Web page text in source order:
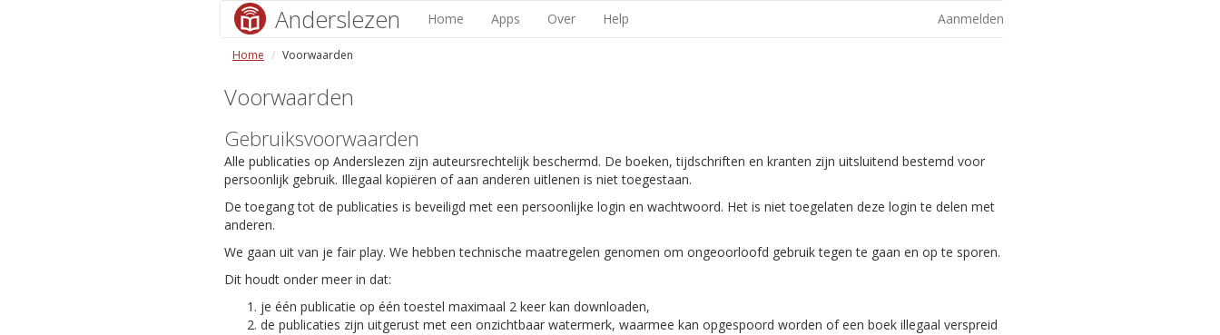
Anderslezen Home Apps Over Help Aanmelden
Home Voorwaarden
Voorwaarden
Gebruiksvoorwaarden
Alle publicaties op Anderslezen zijn auteursrechtelijk beschermd. De boeken, tijdschriften en kranten zijn uitsluitend bestemd voor
persoonlijk gebruik. Illegaal kopiëren of aan anderen uitlenen is niet toegestaan.
De toegang tot de publicaties is beveiligd met een persoonlijke login en wachtwoord. Het is niet toegelaten deze login te delen met
anderen.
We gaan uit van je fair play. We hebben technische maatregelen genomen om ongeoorloofd gebruik tegen te gaan en op te sporen.
Dit houdt onder meer in dat:
je één publicatie op één toestel maximaal 2 keer kan downloaden,
de publicaties zijn uitgerust met een onzichtbaar watermerk, waarmee kan opgespoord worden of een boek illegaal verspreid